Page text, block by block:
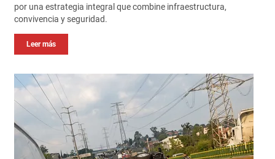
por una estrategia integral que combine infraestructura,
convivencia y seguridad.
Leer más